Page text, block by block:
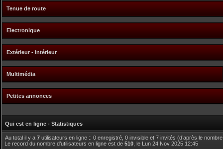
Tenue de route
Electronique
Extérieur - intérieur
Multimédia
Petites annonces
Qui est en ligne - Statistiques
Au total il y a 7 utilisateurs en ligne :: 0 enregistré, 0 invisible et 7 invités (d’après le
Le record du nombre d’utilisateurs en ligne est de 510 , le Lun 24 Nov 2025 12:45